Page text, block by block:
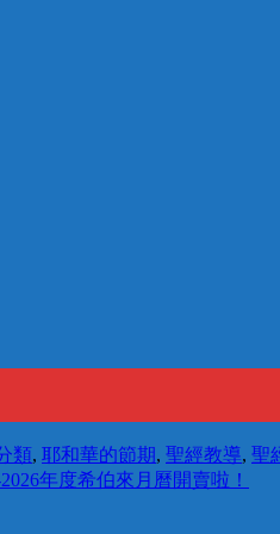
類, 耶和華的節期, 聖經教導, 聖
年度希伯來月曆開賣啦！